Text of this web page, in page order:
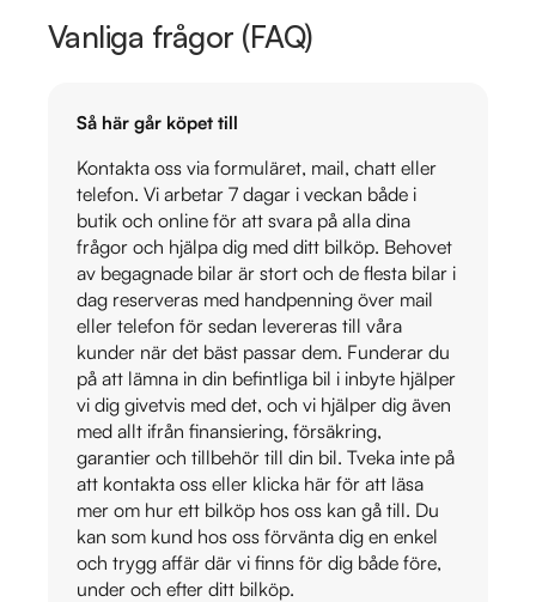
Vanliga frågor (FAQ)
Så här går köpet till
Kontakta oss via formuläret, mail, chatt eller
telefon. Vi arbetar 7 dagar i veckan både i
butik och online för att svara på alla dina
frågor och hjälpa dig med ditt bilköp. Behovet
av begagnade bilar är stort och de flesta bilar i
dag reserveras med handpenning över mail
eller telefon för sedan levereras till våra
kunder när det bäst passar dem. Funderar du
på att lämna in din befintliga bil i inbyte hjälper
vi dig givetvis med det, och vi hjälper dig även
med allt ifrån finansiering, försäkring,
garantier och tillbehör till din bil. Tveka inte på
att kontakta oss eller klicka här för att läsa
mer om hur ett bilköp hos oss kan gå till. Du
kan som kund hos oss förvänta dig en enkel
och trygg affär där vi finns för dig både före,
under och efter ditt bilköp.